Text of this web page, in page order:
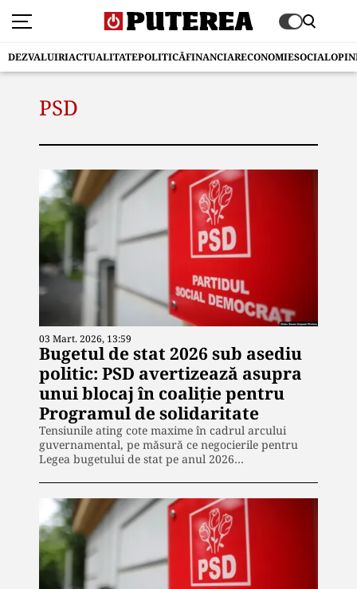
DEZVALUIRIACTUALITATEPOLITICĂFINANCIARECONOMIESOCIAL
PSD
03 Mart. 2026, 13:59
Bugetul de stat 2026 sub asediu
politic: PSD avertizează asupra
unui blocaj în coaliție pentru
Programul de solidaritate
Tensiunile ating cote maxime în cadrul arcului
guvernamental, pe măsură ce negocierile pentru
Legea bugetului de stat pe anul 2026…